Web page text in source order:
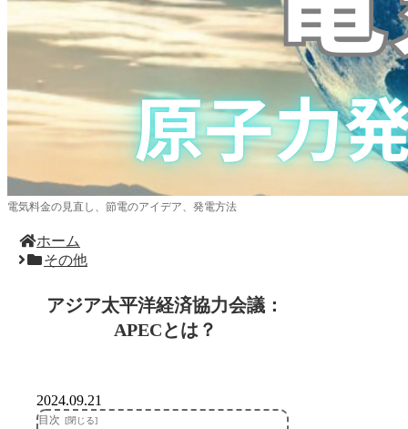
電気料金の見直し、節電のアイデア、発電方法
ホーム
その他
アジア太平洋経済協力会議：
APECとは？
2024.09.21
目次